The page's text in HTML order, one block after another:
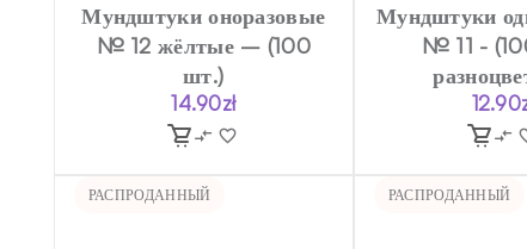
Мундштуки оноразовые
№ 12 жёлтые – (100
шт.)
14.90zł
Мундштуки
№ 11 -
12.90
РАСПРОДАННЫЙ РАСПРОДАННЫЙ